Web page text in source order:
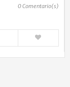
0Comentario(s)